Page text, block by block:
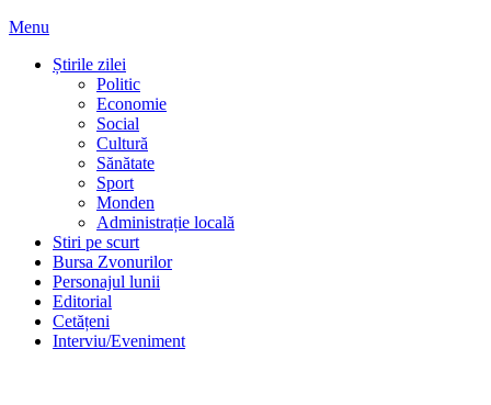
Menu
Știrile zilei
Politic
Economie
Social
Cultură
Sănătate
Sport
Monden
Administrație locală
Stiri pe scurt
Bursa Zvonurilor
Personajul lunii
Editorial
Cetățeni
Interviu/Eveniment